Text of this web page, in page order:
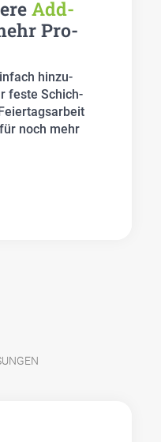
Add-
Pro­
hin­zu­
fes­te Schich­
noch mehr